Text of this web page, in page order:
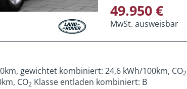
49.950 €
MwSt. ausweisbar
gewichtet kombiniert: 24,6 kWh/100km, CO2
CO2 Klasse entladen kombiniert: B